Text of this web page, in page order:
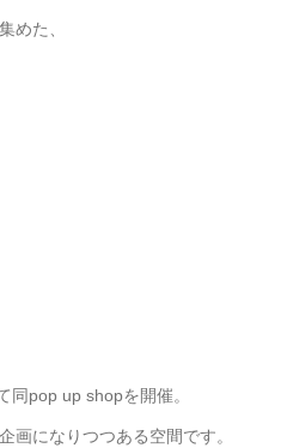
めた、
同pop up shopを開催。
画になりつつある空間です。